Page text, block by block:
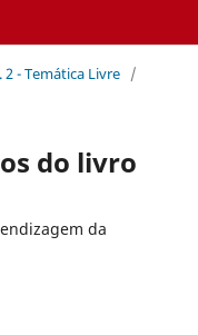
2 - Temática Livre /
do livro
da